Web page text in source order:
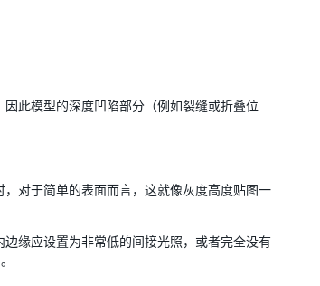
此模型的深度凹陷部分（例如裂缝或折叠位
对于简单的表面而言，这就像灰度高度贴图一
缘应设置为非常低的间接光照，或者完全没有